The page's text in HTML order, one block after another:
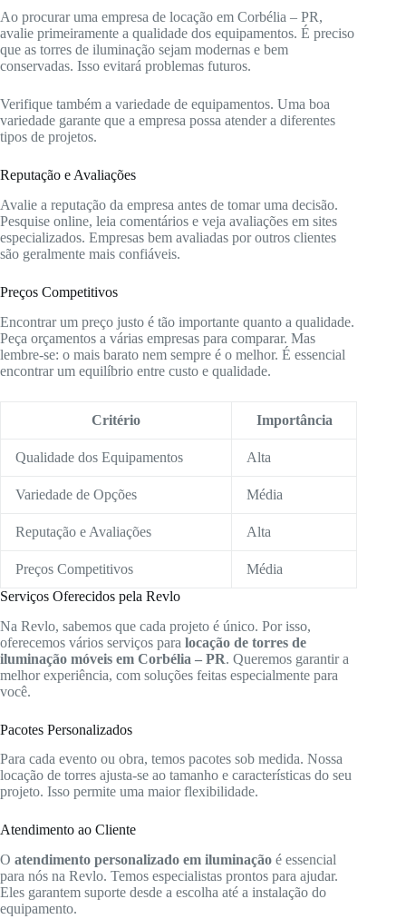
Ao procurar uma empresa de locação em Corbélia – PR,
avalie primeiramente a qualidade dos equipamentos. É preciso
que as torres de iluminação sejam modernas e bem
conservadas. Isso evitará problemas futuros.
Verifique também a variedade de equipamentos. Uma boa
variedade garante que a empresa possa atender a diferentes
tipos de projetos.
Reputação e Avaliações
Avalie a reputação da empresa antes de tomar uma decisão.
Pesquise online, leia comentários e veja avaliações em sites
especializados. Empresas bem avaliadas por outros clientes
são geralmente mais confiáveis.
Preços Competitivos
Encontrar um preço justo é tão importante quanto a qualidade.
Peça orçamentos a várias empresas para comparar. Mas
lembre-se: o mais barato nem sempre é o melhor. É essencial
encontrar um equilíbrio entre custo e qualidade.
Critério Importância
Qualidade dos Equipamentos Alta
Variedade de Opções Média
Reputação e Avaliações Alta
Preços Competitivos
Média
Serviços Oferecidos pela Revlo
Na Revlo, sabemos que cada projeto é único. Por isso,
oferecemos vários serviços para locação de torres de
iluminação móveis em Corbélia – PR. Queremos garantir a
melhor experiência, com soluções feitas especialmente para
você.
Pacotes Personalizados
Para cada evento ou obra, temos pacotes sob medida. Nossa
locação de torres ajusta-se ao tamanho e características do seu
projeto. Isso permite uma maior flexibilidade.
Atendimento ao Cliente
O atendimento personalizado em iluminação é essencial
para nós na Revlo. Temos especialistas prontos para ajudar.
Eles garantem suporte desde a escolha até a instalação do
equipamento.